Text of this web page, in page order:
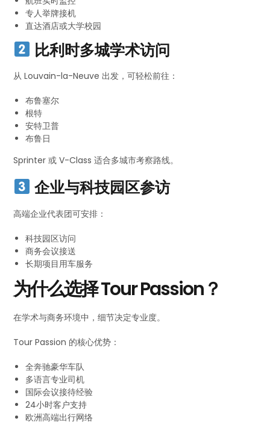
专人举牌接机
直达酒店或大学校园
比利时多城学术访问
从 Louvain-la-Neuve 出发，可轻松前往：
布鲁塞尔
根特
安特卫普
布鲁日
Sprinter 或 V-Class 适合多城市考察路线。
企业与科技园区参访
高端企业代表团可安排：
科技园区访问
商务会议接送
长期项目用车服务
为什么选择 Tour Passion？
在学术与商务环境中，细节决定专业度。
Tour Passion 的核心优势：
全奔驰豪华车队
多语言专业司机
国际会议接待经验
24小时客户支持
欧洲高端出行网络